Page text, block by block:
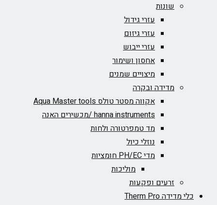
שונות
עזרי גידול
עזרי גיזום
עזרי ייבוש
אחסון ושימור
מיצויים שמנים
מדידה ובקרה
אקווה מסטר טולס Aqua Master tools
hanna instruments /מכשירים האנה
מד טמפרטורה ולחות
נוזלי כיול
מדי PH/EC חומציות
מוליכות
זרעים ופקעות
כלי מדידה Therm Pro